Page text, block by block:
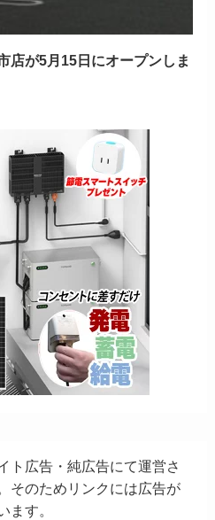
店が5月15日にオープンしま
ト広告・純広告にて運営さ
そのためリンクには広告が
ます。